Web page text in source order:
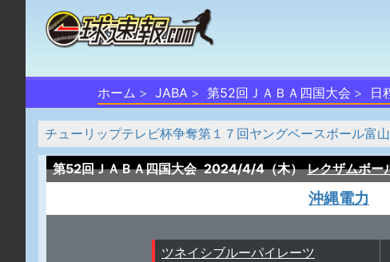
ホーム JABA 第52回ＪＡＢＡ四国大会 日
チューリップテレビ杯争奪第１７回ヤングベースボール富
第52回ＪＡＢＡ四国大会 2024/4/4（木） レクザムボー
沖縄電力
ツネイシブルーパイレーツ